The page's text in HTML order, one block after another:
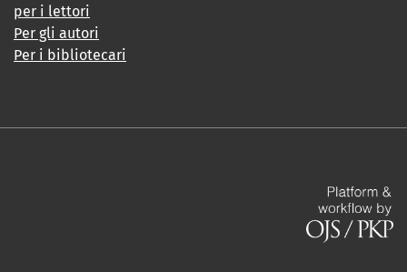
per i lettori
Per gli autori
Per i bibliotecari